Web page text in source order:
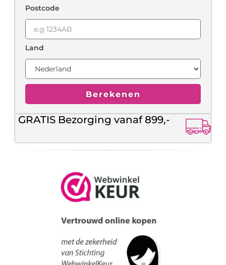
Postcode
Land
Berekenen
GRATIS Bezorging vanaf 899,-